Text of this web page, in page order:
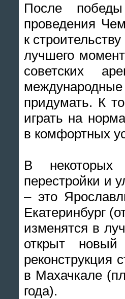
После
проведения
к
лучшего
советских
придумать. К
играть на
в комфортных
В
перестройки и
– это
Екатеринбург
изменятся в
открыт
реконструкция
в Махачкале
года).